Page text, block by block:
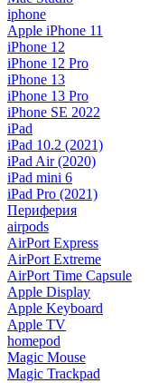
iphone
Apple iPhone 11
iPhone 12
iPhone 12 Pro
iPhone 13
iPhone 13 Pro
iPhone SE 2022
iPad
iPad 10.2 (2021)
iPad Air (2020)
iPad mini 6
iPad Pro (2021)
Периферия
airpods
AirPort Express
AirPort Extreme
AirPort Time Capsule
Apple Display
Apple Keyboard
Apple TV
homepod
Magic Mouse
Magic Trackpad